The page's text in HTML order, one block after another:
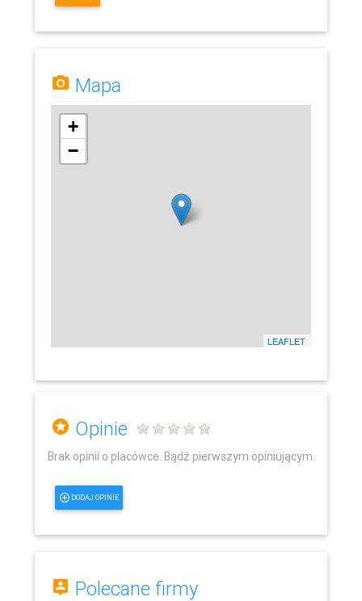
Mapa
+
−
LEAFLET
Opinie
Brak opinii o placówce. Bądź pierwszym opiniującym.
DODAJ OPINIE
Polecane firmy